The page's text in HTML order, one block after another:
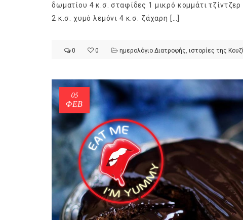
δωματίου 4 κ.σ. σταφίδες 1 μικρό κομμάτι
2 κ.σ. χυμό λεμόνι 4 κ.σ. ζάχαρη […]
0 0 ημερολόγιο Διατροφής, ιστορίες της
05
ΦΕΒ